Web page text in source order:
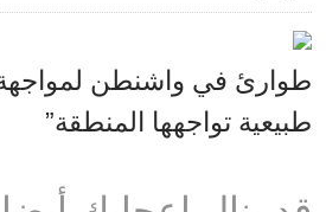
طوارئ في واشنطن لمواجهة
طبيعية تواجهها المنطقة”